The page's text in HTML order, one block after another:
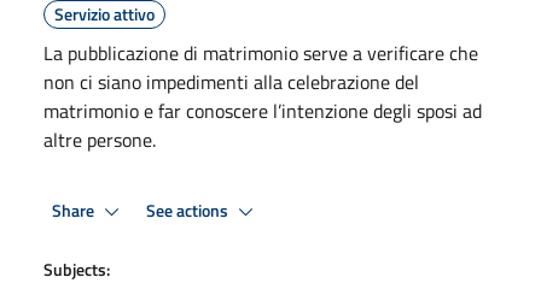
Servizio attivo
La pubblicazione di matrimonio serve a verificare che
non ci siano impedimenti alla celebrazione del
matrimonio e far conoscere l’intenzione degli sposi ad
altre persone.
Share See actions
Subjects: